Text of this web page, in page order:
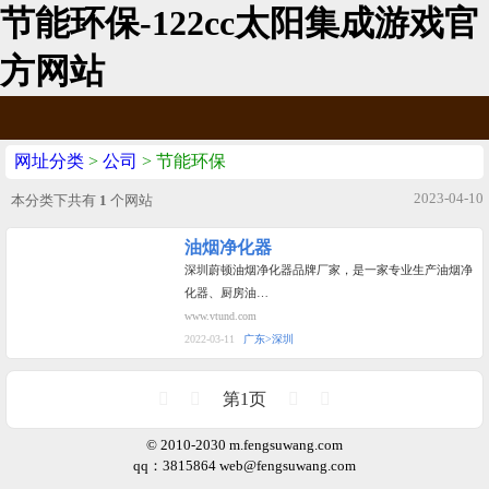
节能环保-122cc太阳集成游戏官
方网站
网址分类 > 公司 > 节能环保
本分类下共有 1 个网站 2023-04-10
油烟净化器
深圳蔚顿油烟净化器品牌厂家，是一家专业生产油烟净
化器、厨房油…
www.vtund.com
2022-03-11
广东>深圳
第1页
© 2010-2030 m.fengsuwang.com
qq：3815864 web@fengsuwang.com